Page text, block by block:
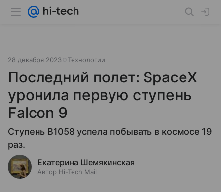
28 декабря 2023 Технологии
Последний полет: SpaceX
уронила первую ступень
Falcon 9
Ступень B1058 успела побывать в космосе 19
раз.
Екатерина Шемякинская
Автор Hi-Tech Mail